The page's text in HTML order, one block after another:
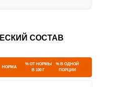
СОСТАВ
НОРМА
% ОТ НОРМЫ
В 100 Г
% В ОДНОЙ
ПОРЦИИ